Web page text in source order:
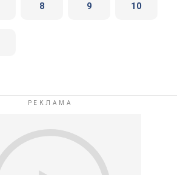
8 9 10